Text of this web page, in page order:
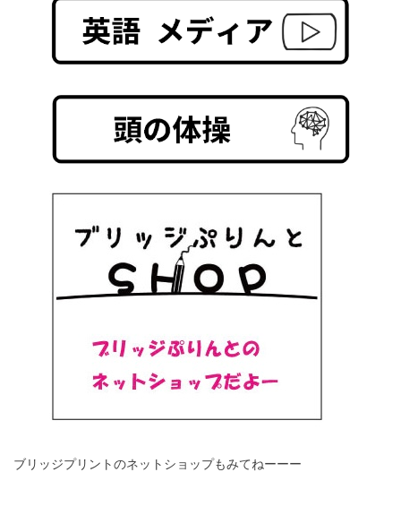
ブリッジプリントのネットショップもみてねーーー